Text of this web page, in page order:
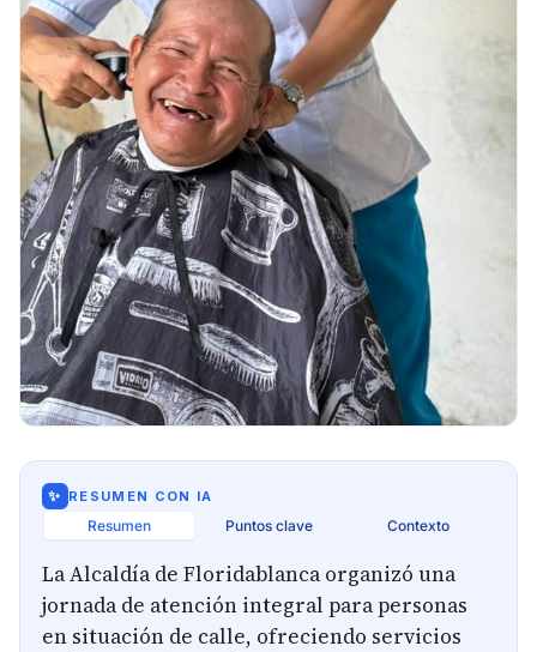
✨ RESUMEN CON IA
Resumen Puntos clave Contexto
La Alcaldía de Floridablanca organizó una
jornada de atención integral para personas
en situación de calle, ofreciendo servicios